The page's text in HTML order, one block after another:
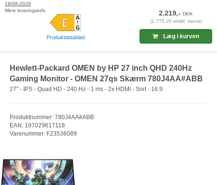
19/08-2026
Mere leveringsinfo
Produktdatablad
2.219,-DKK
(1.775,20 ekskl. moms)
Læg i kurven
Hewlett-Packard OMEN by HP 27 inch QHD 240Hz
Gaming Monitor - OMEN 27qs Skærm 780J4AA#ABB
27" - IPS - Quad HD - 240 Hz - 1 ms - 2x HDMI - Sort - 16:9
Produktnummer: 780J4AA#ABB
EAN: 197029617118
Varenummer: F23536089